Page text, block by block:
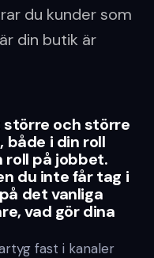
du kunder som
din butik är
och större
både i din roll
roll på jobbet.
du inte får tag i
det vanliga
vad gör dina
fast i kanaler